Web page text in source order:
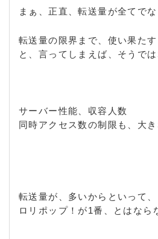
まぁ、正直、転送量が全てでな
転送量の限界まで、使い果た
と、言ってしまえば、そうでは
サーバー性能、収容人数
同時アクセス数の制限も、大
転送量が、多いからといって、
ロリポップ！が1番、とはなら